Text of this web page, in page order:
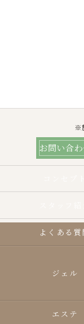
※
お問い合
よくある質
ジェル
エステ